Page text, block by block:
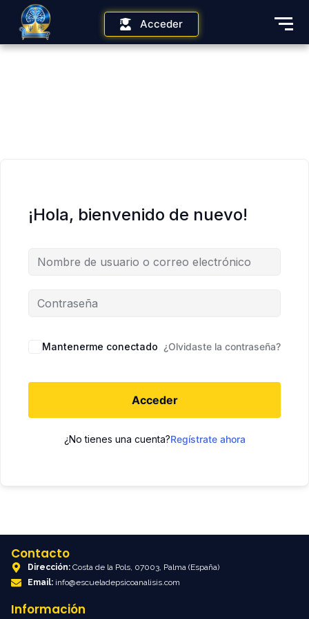
Acceder
¡Hola, bienvenido de nuevo!
Mantenerme conectado ¿Olvidaste la contraseña?
Acceder
¿No tienes una cuenta?Regístrate ahora
Contacto
Dirección: Costa de la Pols, 07003, Palma (España)
Email: info@escueladepsicoanalisis.com
Información